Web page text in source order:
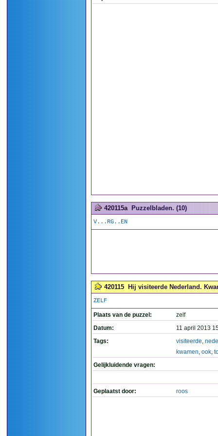
420115a Puzzelbladen. (10)
V...RG..EN
420115 Hij visiteerde Nederland.
ZELF
Plaats van de puzzel:
zelf
Datum:
11 april 2013
Tags:
visiteerde,
kwamen, ook,
Gelijkluidende vragen:
Geplaatst door: roos